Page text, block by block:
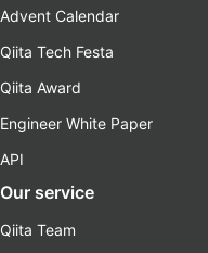
Advent Calendar
Qiita Tech Festa
Qiita Award
Engineer White Paper
API
Our service
Qiita Team